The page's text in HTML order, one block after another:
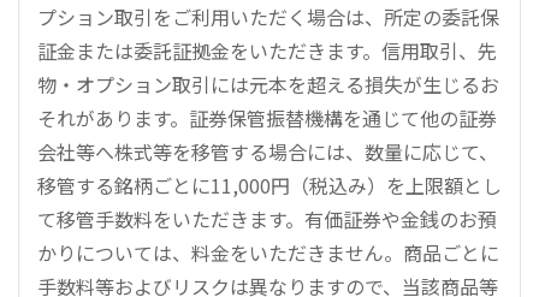
プション取引をご利用いただく場合は、所定の委託保
証金または委託証拠金をいただきます。信用取引、先
物・オプション取引には元本を超える損失が生じるお
それがあります。証券保管振替機構を通じて他の証券
会社等へ株式等を移管する場合には、数量に応じて、
移管する銘柄ごとに11,000円（税込み）を上限額とし
て移管手数料をいただきます。有価証券や金銭のお預
かりについては、料金をいただきません。商品ごとに
手数料等およびリスクは異なりますので、当該商品等